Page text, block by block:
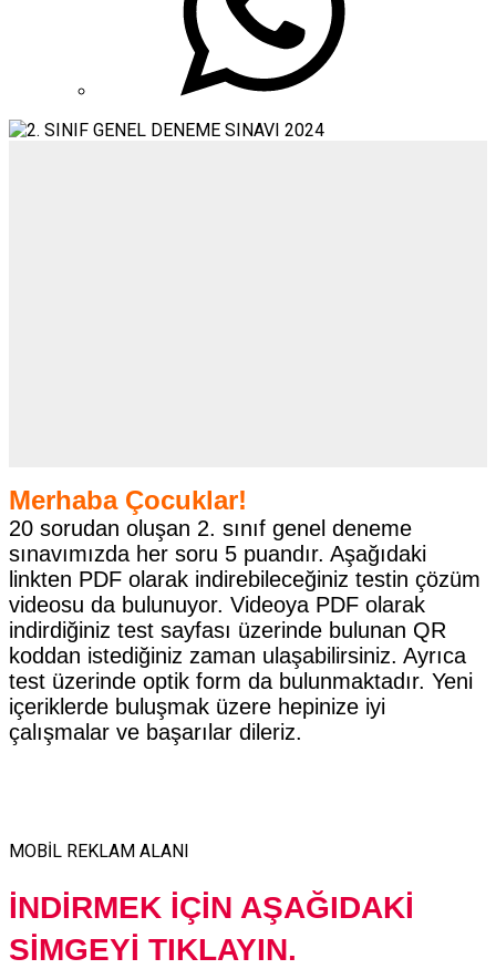
Merhaba Çocuklar!
20 sorudan oluşan 2. sınıf genel deneme
sınavımızda her soru 5 puandır. Aşağıdaki
linkten PDF olarak indirebileceğiniz testin çözüm
videosu da bulunuyor. Videoya PDF olarak
indirdiğiniz test sayfası üzerinde bulunan QR
koddan istediğiniz zaman ulaşabilirsiniz. Ayrıca
test üzerinde optik form da bulunmaktadır. Yeni
içeriklerde buluşmak üzere hepinize iyi
çalışmalar ve başarılar dileriz.
MOBİL REKLAM ALANI
İNDİRMEK İÇİN AŞAĞIDAKİ
SİMGEYİ TIKLAYIN.